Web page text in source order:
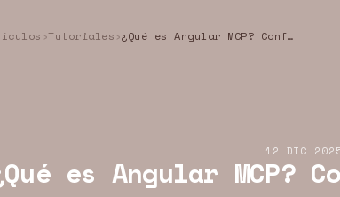
›Tutoriales › ¿Qué es Angular MCP? Configúralo Paso a Paso (ng mcp)
12 DIC
es Angular MCP?